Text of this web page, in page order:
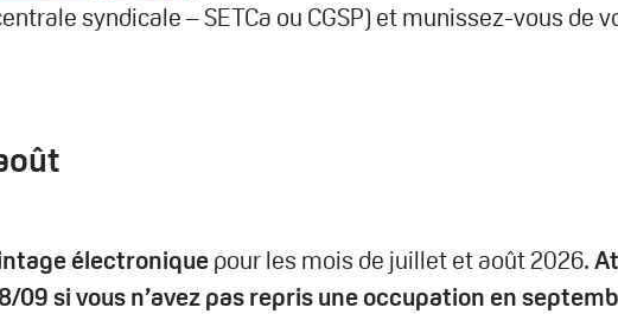
syndicale – SETCa ou CGSP) et munissez-vous de
électroniquepour les mois de juillet et août 2026.
09 si vous n’avez pas repris une occupation en